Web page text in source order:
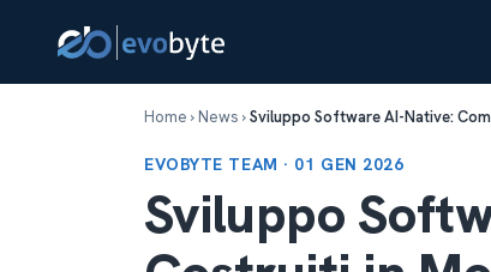
Home › News ›Sviluppo Software AI-Native:
EVOBYTE TEAM · 01 GEN 2026
Sviluppo